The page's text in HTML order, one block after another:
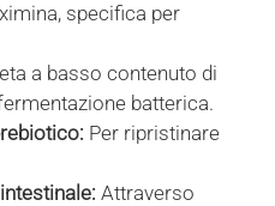
specifica per
a basso contenuto di
batterica.
Per ripristinare
Attraverso